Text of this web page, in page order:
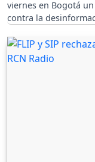
viernes en Bogotá
contra la
de octubre.